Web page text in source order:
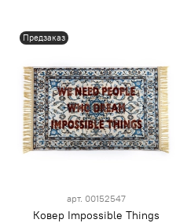
Предзаказ
арт. 00152547
Ковер Impossible Things